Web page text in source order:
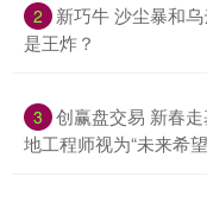
2
新巧牛 沙尘暴和
是王炸？
3 创赢盘交易 新春
地工程师视为“未来希